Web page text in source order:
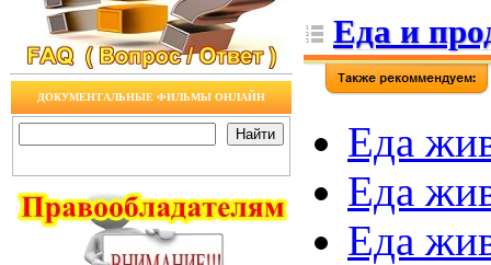
ДОКУМЕНТАЛЬНЫЕ ФИЛЬМЫ ОНЛАЙН
Еда и
Еда
Еда
Еда